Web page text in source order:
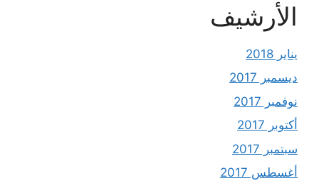
الأرشيف
يناير 2018
ديسمبر 2017
نوفمبر 2017
أكتوبر 2017
سبتمبر 2017
أغسطس 2017